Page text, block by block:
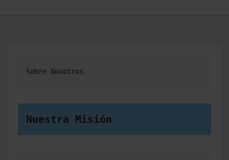
Sobre Nosotros
Nuestra Misión